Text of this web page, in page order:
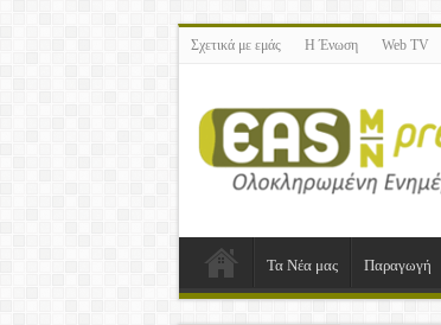
Σχετικά με εμάς Η Ένωση Web TV
Τα Νέα μας Παραγωγή